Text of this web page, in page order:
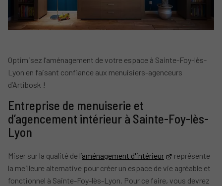
Optimisez l’aménagement de votre espace à Sainte-Foy-lès-
Lyon en faisant confiance aux menuisiers-agenceurs
d’Artibosk !
Entreprise de menuiserie et
d’agencement intérieur à Sainte-Foy-lès-
Lyon
Miser sur la qualité de l’aménagement d'intérieur
représente
la meilleure alternative pour créer un espace de vie agréable et
fonctionnel à Sainte-Foy-lès-Lyon. Pour ce faire, vous devrez